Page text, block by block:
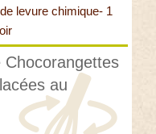
levure chimique- 1
au